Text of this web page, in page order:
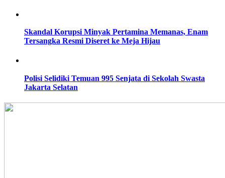
Skandal Korupsi Minyak Pertamina Memanas, Enam
Tersangka Resmi Diseret ke Meja Hijau
Polisi Selidiki Temuan 995 Senjata di Sekolah Swasta
Jakarta Selatan